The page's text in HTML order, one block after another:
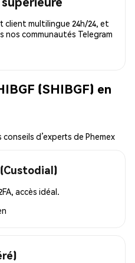
client multilingue 24h/24, et
nos communautés Telegram
(SHIBGF) en
d’experts de Phemex
accès idéal.